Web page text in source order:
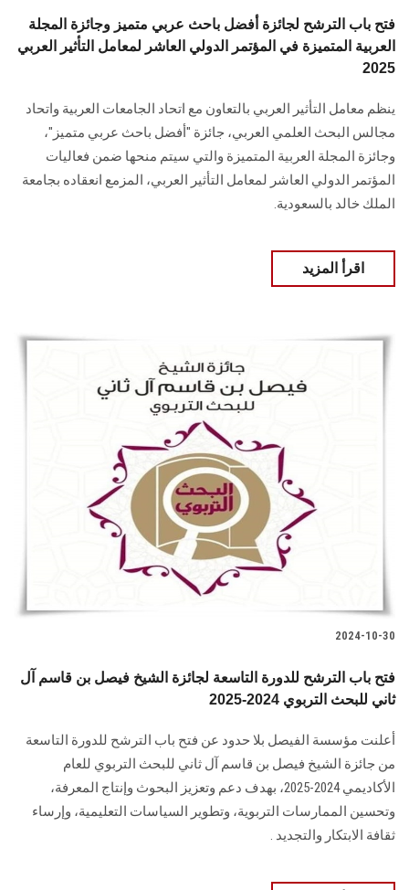
فتح باب الترشح لجائزة أفضل باحث عربي متميز وجائزة المجلة
العربية المتميزة في المؤتمر الدولي العاشر لمعامل التأثير العربي
2025
ينظم معامل التأثير العربي بالتعاون مع اتحاد الجامعات العربية واتحاد
مجالس البحث العلمي العربي، جائزة "أفضل باحث عربي متميز"،
وجائزة المجلة العربية المتميزة والتي سيتم منحها ضمن فعاليات
المؤتمر الدولي العاشر لمعامل التأثير العربي، المزمع انعقاده بجامعة
الملك خالد بالسعودية.
اقرأ المزيد
2024-10-30
فتح باب الترشح للدورة التاسعة لجائزة الشيخ فيصل بن قاسم آل
ثاني للبحث التربوي 2024-2025
أعلنت مؤسسة الفيصل بلا حدود عن فتح باب الترشح للدورة التاسعة
من جائزة الشيخ فيصل بن ‏قاسم آل ثاني للبحث التربوي للعام
الأكاديمي 2024-2025، بهدف دعم وتعزيز البحوث وإنتاج ‏المعرفة،
وتحسين الممارسات التربوية، وتطوير السياسات التعليمية، وإرساء
ثقافة الابتكار ‏والتجديد ‎.‎